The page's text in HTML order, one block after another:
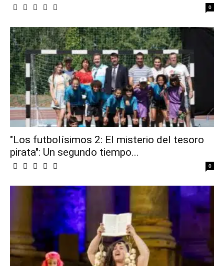
0
"Los futbolísimos 2: El misterio del tesoro
pirata": Un segundo tiempo...
0